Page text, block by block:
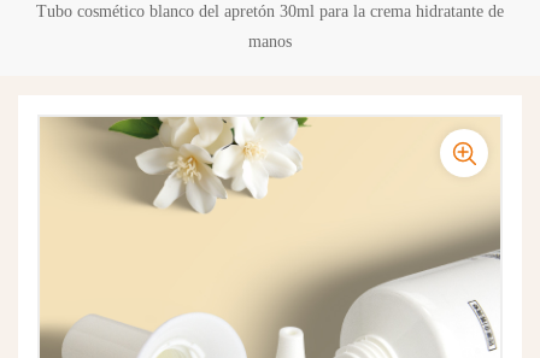
Tubo cosmético blanco del apretón 30ml para la crema hidratante de
manos